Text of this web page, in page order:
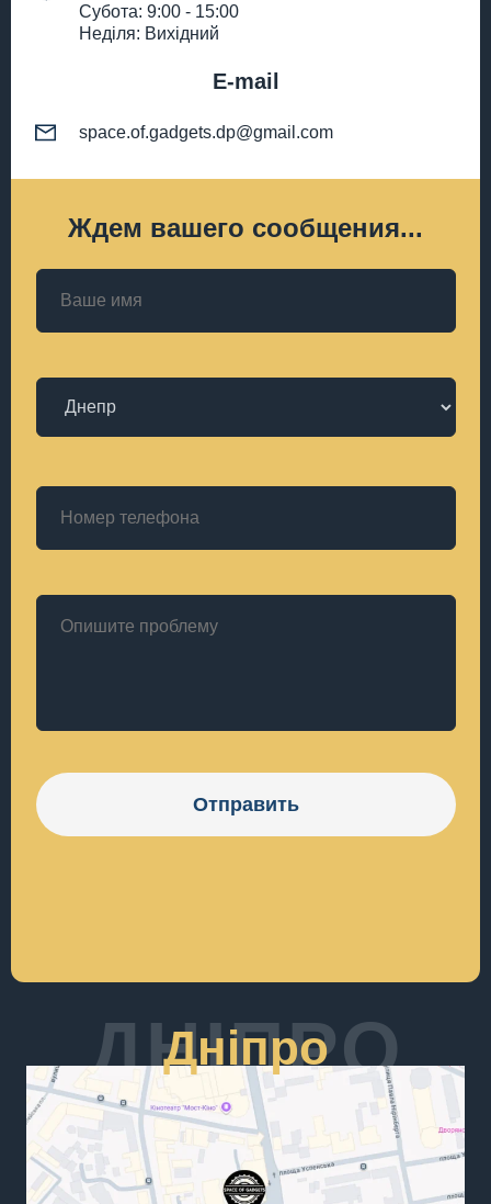
Субота: 9:00 - 15:00
Неділя: Вихідний
E-mail
space.of.gadgets.dp@gmail.com
Ждем вашего сообщения...
Отправить
ДНІПРО
Дніпро